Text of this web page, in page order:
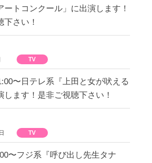
ートコンクール」に出演します！
下さい！
TV
〜日テレ系『上田と女が吠える
します！是非ご視聴下さい！
TV
〜フジ系『呼び出し先生タナ